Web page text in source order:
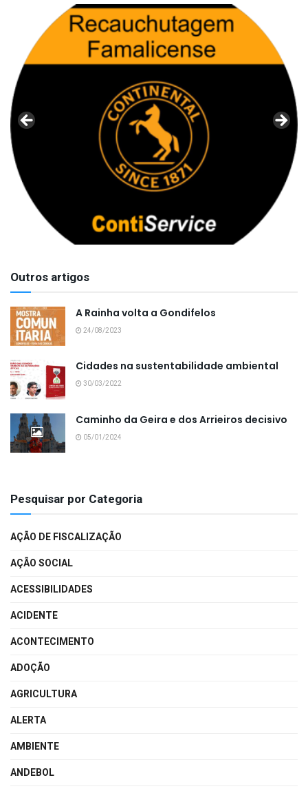
Outros artigos
A Rainha volta a Gondifelos
24/08/2023
Cidades na sustentabilidade ambiental
30/03/2022
Caminho da Geira e dos Arrieiros decisivo
05/01/2024
Pesquisar por Categoria
AÇÃO DE FISCALIZAÇÃO
AÇÃO SOCIAL
ACESSIBILIDADES
ACIDENTE
ACONTECIMENTO
ADOÇÃO
AGRICULTURA
ALERTA
AMBIENTE
ANDEBOL